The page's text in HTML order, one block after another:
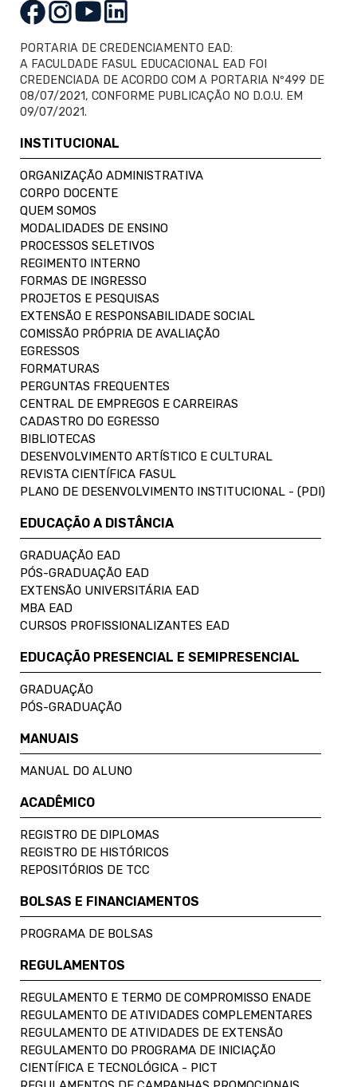
PORTARIA DE CREDENCIAMENTO EAD:
A FACULDADE FASUL EDUCACIONAL EAD FOI
CREDENCIADA DE ACORDO COM A PORTARIA Nº499 DE
08/07/2021, CONFORME PUBLICAÇÃO NO D.O.U. EM
09/07/2021.
INSTITUCIONAL
ORGANIZAÇÃO ADMINISTRATIVA
CORPO DOCENTE
QUEM SOMOS
MODALIDADES DE ENSINO
PROCESSOS SELETIVOS
REGIMENTO INTERNO
FORMAS DE INGRESSO
PROJETOS E PESQUISAS
EXTENSÃO E RESPONSABILIDADE SOCIAL
COMISSÃO PRÓPRIA DE AVALIAÇÃO
EGRESSOS
FORMATURAS
PERGUNTAS FREQUENTES
CENTRAL DE EMPREGOS E CARREIRAS
CADASTRO DO EGRESSO
BIBLIOTECAS
DESENVOLVIMENTO ARTÍSTICO E CULTURAL
REVISTA CIENTÍFICA FASUL
PLANO DE DESENVOLVIMENTO INSTITUCIONAL - (PDI)
EDUCAÇÃO A DISTÂNCIA
GRADUAÇÃO EAD
PÓS-GRADUAÇÃO EAD
EXTENSÃO UNIVERSITÁRIA EAD
MBA EAD
CURSOS PROFISSIONALIZANTES EAD
EDUCAÇÃO PRESENCIAL E SEMIPRESENCIAL
GRADUAÇÃO
PÓS-GRADUAÇÃO
MANUAIS
MANUAL DO ALUNO
ACADÊMICO
REGISTRO DE DIPLOMAS
REGISTRO DE HISTÓRICOS
REPOSITÓRIOS DE TCC
BOLSAS E FINANCIAMENTOS
PROGRAMA DE BOLSAS
REGULAMENTOS
REGULAMENTO E TERMO DE COMPROMISSO ENADE
REGULAMENTO DE ATIVIDADES COMPLEMENTARES
REGULAMENTO DE ATIVIDADES DE EXTENSÃO
REGULAMENTO DO PROGRAMA DE INICIAÇÃO
CIENTÍFICA E TECNOLÓGICA - PICT